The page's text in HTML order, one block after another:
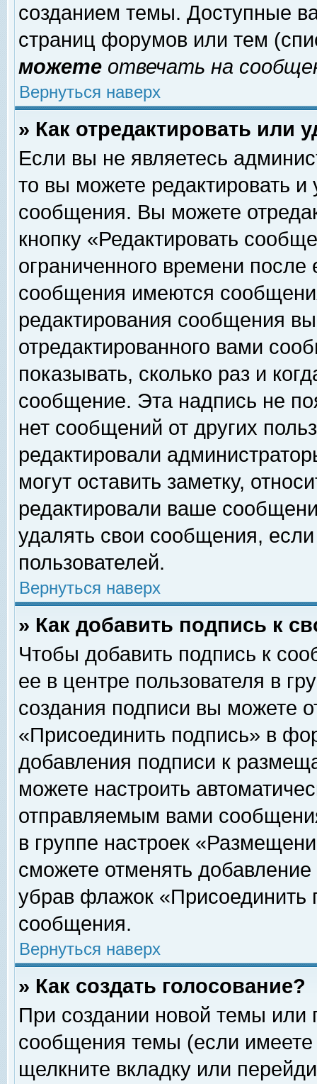
созданием темы. Доступные
страниц форумов или тем
можете отвечать на
Вернуться наверх
» Как отредактировать или
Если вы не являетесь
то вы можете редактировать и
сообщения. Вы можете
кнопку «Редактировать
ограниченного времени
сообщения имеются
редактирования сообщения
отредактированного вами
показывать, сколько раз и
сообщение. Эта надпись не
нет сообщений от других
редактировали
могут оставить заметку,
редактировали ваше
удалять свои сообщения,
пользователей.
Вернуться наверх
» Как добавить подпись к
Чтобы добавить подпись к
ее в центре пользователя в
создания подписи вы можете
«Присоединить подпись» в
добавления подписи к
можете настроить
отправляемым вами
в группе настроек
сможете отменять
убрав флажок «Присоединить
сообщения.
Вернуться наверх
» Как создать голосование?
При создании новой темы или
сообщения темы (если
щелкните вкладку или